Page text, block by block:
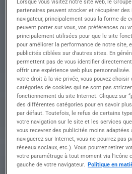
révolutionner la maintenance
Rejoignez une équipe
diagnostiquer et entretenir
garantissant leur
• Mener des diagnostics
électroniques et électriques
de véhicules
• Identifier et résoudre les
grâce à des outils de
• Proposer des solutions de
après analyse des
• Réaliser les essais avant et
intervention pour assurer la
réparations
• Assurer le contrôle de
régulier des véhicules,
Lorsque vous visitez notre site web, le
partenaires peuvent stocker et récupérer
navigateur, principalement sous la forme de
peuvent porter sur vous, vos préférences ou
principalement utilisées pour que le site
pour améliorer la performance de notre site,
publicités ciblées sur d’autres sites. En
permettent pas de vous identifier
offrir une expérience web plus
votre droit à la vie privée, vous pouvez
catégories de cookies qui ne sont pas
fonctionnement du site Internet. Cliquez sur
des différentes catégories pour en savoir
par défaut. Toutefois, le refus de certains
votre navigation sur le site et les services
vous recevrez des publicités moins adaptées
naviguerez sur Internet, vous ne pourrez pas
réseaux sociaux, etc.). Vous pourrez retirer
votre paramétrage à tout moment via l’icône
gauche de votre navigateur. Politique en